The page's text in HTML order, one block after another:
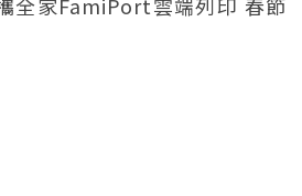
全家FamiPort雲端列印 春節